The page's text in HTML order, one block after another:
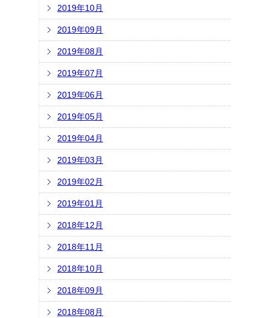
2019年10月
2019年09月
2019年08月
2019年07月
2019年06月
2019年05月
2019年04月
2019年03月
2019年02月
2019年01月
2018年12月
2018年11月
2018年10月
2018年09月
2018年08月